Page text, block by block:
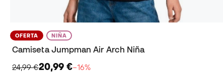
OFERTA NIÑA
Camiseta Jumpman Air Arch Niña
24,99 €20,99 €−16%